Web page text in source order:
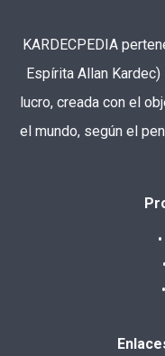
KARDECPEDIA
Espírita Allan
lucro, creada con el
el mundo, según el